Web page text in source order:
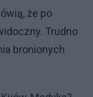
że po
Trudno
bronionych